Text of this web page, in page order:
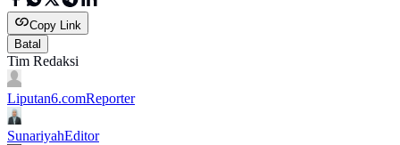
Copy Link
Batal
Tim Redaksi
Liputan6.comReporter
SunariyahEditor